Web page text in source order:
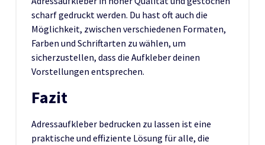
scharf gedruckt werden. Du hast oft auch die
Möglichkeit, zwischen verschiedenen Formaten,
Farben und Schriftarten zu wählen, um
sicherzustellen, dass die Aufkleber deinen
Vorstellungen entsprechen.
Fazit
Adressaufkleber bedrucken zu lassen ist eine
praktische und effiziente Lösung für alle, die